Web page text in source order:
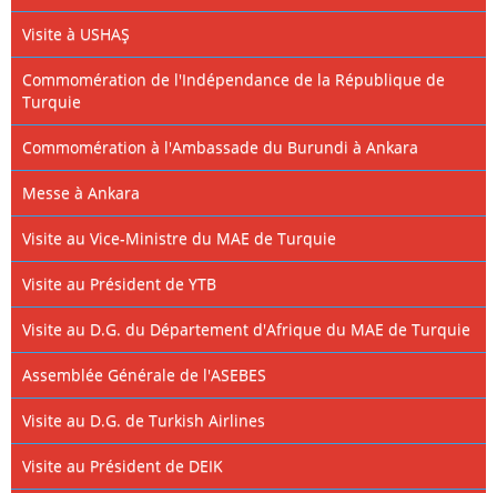
Visite à USHAŞ
Commomération de l'Indépendance de la République de
Turquie
Commomération à l'Ambassade du Burundi à Ankara
Messe à Ankara
Visite au Vice-Ministre du MAE de Turquie
Visite au Président de YTB
Visite au D.G. du Département d'Afrique du MAE de Turquie
Assemblée Générale de l'ASEBES
Visite au D.G. de Turkish Airlines
Visite au Président de DEIK